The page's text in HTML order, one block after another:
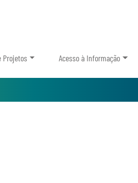
Projetos Acesso à Informação